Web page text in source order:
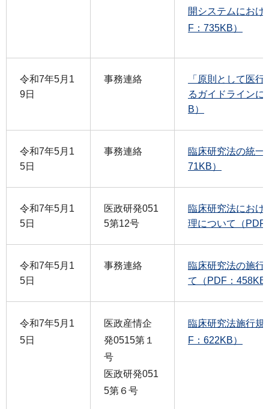
開システムにお
F：735KB）
令和7年5月1
9日
事務連絡
「原則として医
るガイドライン
B）
令和7年5月1
5日
事務連絡
臨床研究法の統一
71KB）
令和7年5月1
5日
医政研発051
5第12号
臨床研究法におけ
理について（PDF
令和7年5月1
5日
事務連絡
臨床研究法の施行
て（PDF：458KB
令和7年5月1
5日
医政産情企
発0515第１
号
医政研発051
5第６号
臨床研究法施行規
F：622KB）